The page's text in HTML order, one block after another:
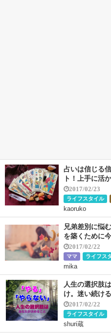
占いは信じる
ト！上手に活
2017/02/23
ライフスタイル
kaoruko
兄弟差別に悩
を築くために
2017/02/22
ママ ライフス
mika
人生の選択肢
け。迷い続け
2017/02/22
ライフスタイル
shuri蔵